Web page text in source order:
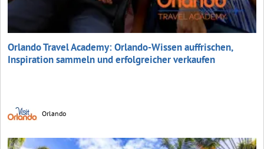
Orlando Travel Academy: Orlando-Wissen auffrischen,
Inspiration sammeln und erfolgreicher verkaufen
Orlando